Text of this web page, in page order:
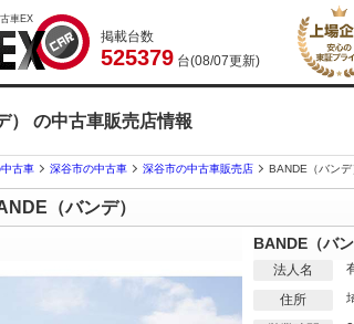
車EX
掲載台数
525379 台(08/07更新)
） の中古車販売店情報
古車 深谷市の中古車 深谷市の中古車販売店 BANDE（バン
（バンデ）
BANDE（バン
法人名
住所